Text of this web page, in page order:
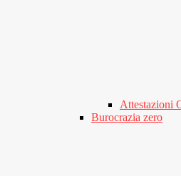
Attestazioni
Burocrazia zero